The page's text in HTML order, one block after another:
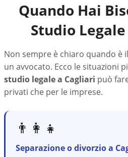
Quando Hai
Studio Legale
Non sempre è chiaro quando è
un avvocato. Ecco le situazioni
studio legale a Cagliari può
privati che per le imprese.
👨‍👩‍👧
Separazione o divorzio a